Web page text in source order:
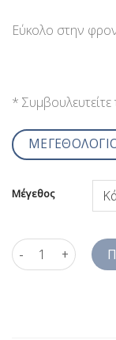
Εύκολο στην
*
Μέγεθος
Πουκάμισο Μάο